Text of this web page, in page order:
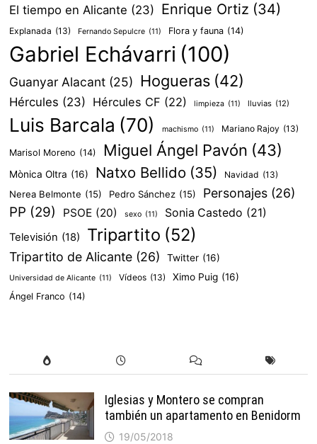
El tiempo en Alicante (23) Enrique Ortiz (34)
Explanada (13) Fernando Sepulcre (11) Flora y fauna (14)
Gabriel Echávarri (100)
Guanyar Alacant (25) Hogueras (42)
Hércules (23) Hércules CF (22) limpieza (11) lluvias (12)
Luis Barcala (70) machismo (11) Mariano Rajoy (13)
Marisol Moreno (14) Miguel Ángel Pavón (43)
Mònica Oltra (16) Natxo Bellido (35) Navidad (13)
Nerea Belmonte (15) Pedro Sánchez (15) Personajes (26)
PP (29) PSOE (20) sexo (11) Sonia Castedo (21)
Televisión (18) Tripartito (52)
Tripartito de Alicante (26) Twitter (16)
Universidad de Alicante (11) Vídeos (13) Ximo Puig (16)
Ángel Franco (14)
Iglesias y Montero se compran
también un apartamento en Benidorm
19/05/2018